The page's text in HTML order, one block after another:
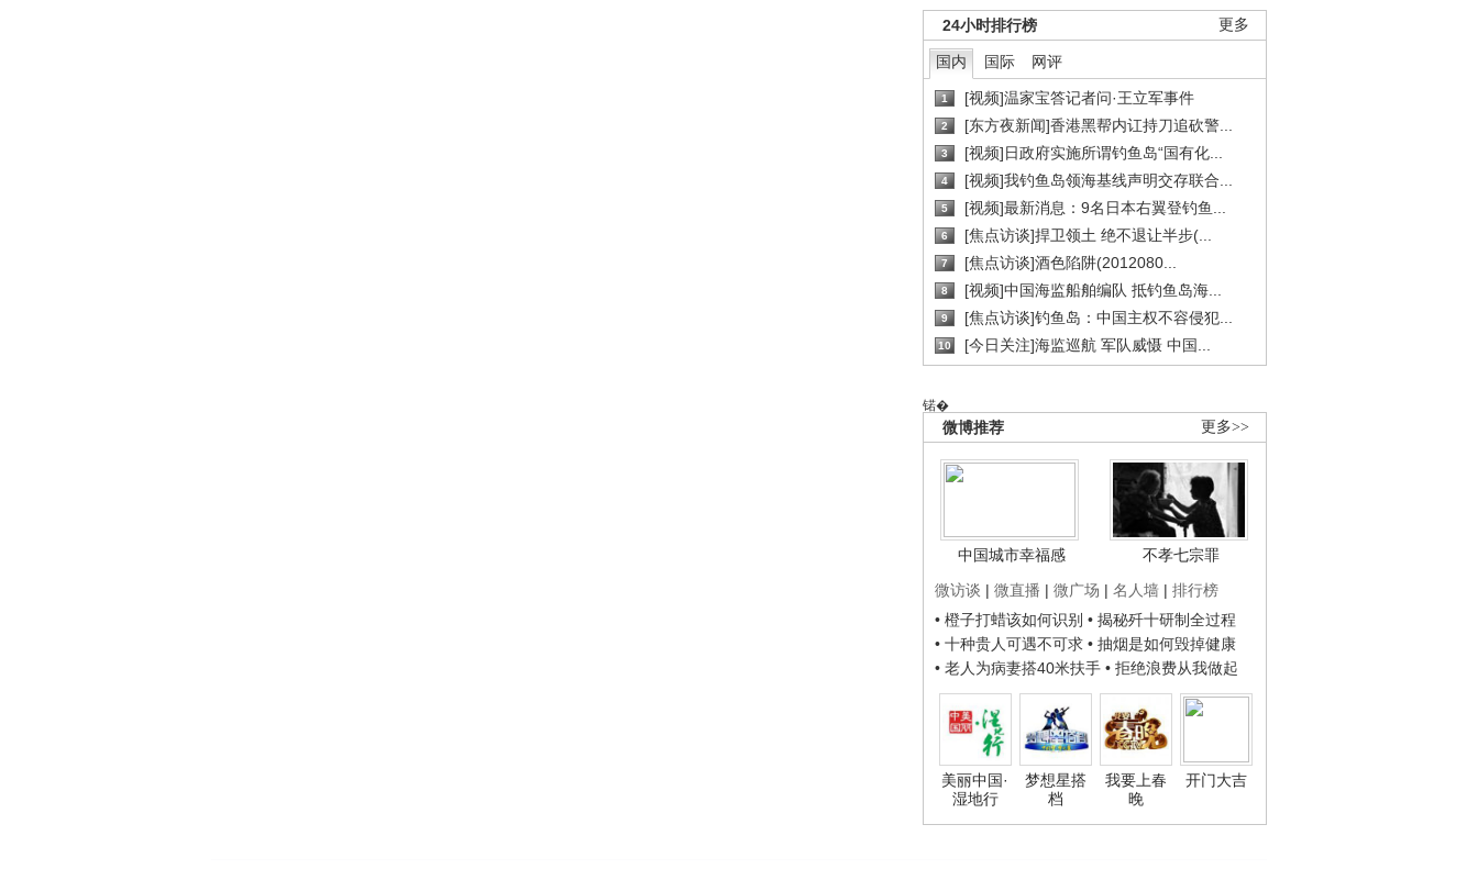
更多
24小时排行榜
国内 国际 网评
1 [视频]温家宝答记者问·王立军事件
2 [东方夜新闻]香港黑帮内讧持刀追砍警...
3 [视频]日政府实施所谓钓鱼岛“国有化...
4 [视频]我钓鱼岛领海基线声明交存联合...
5 [视频]最新消息：9名日本右翼登钓鱼...
6 [焦点访谈]捍卫领土 绝不退让半步(...
7 [焦点访谈]酒色陷阱(2012080...
8 [视频]中国海监船舶编队 抵钓鱼岛海...
9 [焦点访谈]钓鱼岛：中国主权不容侵犯...
10 [今日关注]海监巡航 军队威慑 中国...
锘�
更多>>
微博推荐
中国城市幸福感
不孝七宗罪
微访谈 | 微直播 | 微广场 | 名人墙 | 排行榜
• 橙子打蜡该如何识别 • 揭秘歼十研制全过程
• 十种贵人可遇不可求 • 抽烟是如何毁掉健康
• 老人为病妻搭40米扶手 • 拒绝浪费从我做起
美丽中国·
湿地行
梦想星搭
档
我要上春
晚
开门大吉